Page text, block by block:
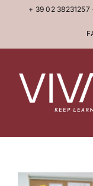
+ 39 02 38231257
View